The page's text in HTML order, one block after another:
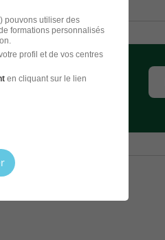
pouvons utiliser des
formations personnalisés
profil et de vos centres
en cliquant sur le lien